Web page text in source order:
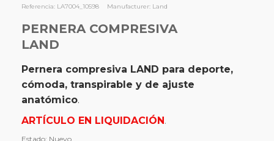
Referencia: LA7004_10598 Manufacturer: Land
PERNERA COMPRESIVA
LAND
Pernera compresiva LAND para deporte,
cómoda, transpirable y de ajuste
anatómico.
ARTÍCULO EN LIQUIDACIÓN.
Estado: Nuevo